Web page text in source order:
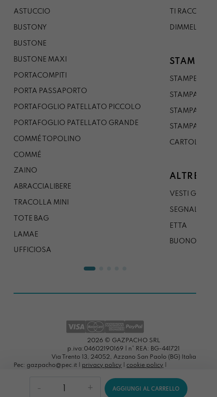
AGGIUNGI AL CARRELLO
ASTUCCIO
BUSTONY
BUSTONE
BUSTONE MAXI
PORTACOMPITI
PORTA PASSAPORTO
PORTAFOGLIO PATELLATO PICCOLO
PORTAFOGLIO PATELLATO GRANDE
COMMÉ TOPOLINO
COMMÉ
ZAINO
ABRACCIALIBERE
TRACOLLA MINI
TOTE BAG
LAMAE
UFFICIOSA
TI
DIMMELO
STAMPE
STAMPE A5
STAMPA A3
STAMPA A1
STAMPA A0
CARTOLINA
ALTRE
VESTI
SEGNALIBRO
ETTA
BUONO
2026 © GAZPACHO SRL
p.iva:04602190169 | n° REA: BG-441721
Via Trento 13, 24052, Azzano San Paolo (BG) Italia
Pec: gazpacho@pec.it | privacy policy cookie policy